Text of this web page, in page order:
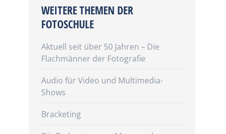
WEITERE THEMEN DER
FOTOSCHULE
Aktuell seit über 50 Jahren – Die
Flachmänner der Fotografie
Audio für Video und Multimedia-
Shows
Bracketing